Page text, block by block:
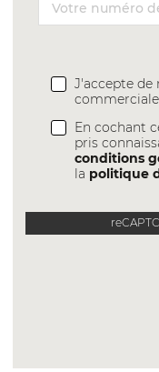
J'accepte de
En cochant
pris
conditions
la politique